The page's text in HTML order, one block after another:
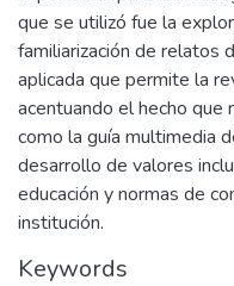
que se utilizó fue la
familiarización de relatos
aplicada que permite la
acentuando el hecho que
como la guía multimedia
desarrollo de valores
educación y normas de
institución.
Keywords